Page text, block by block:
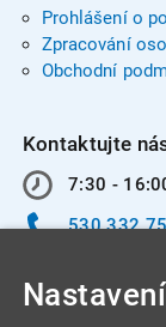
Prohlášení o
Zpracování
Obchodní
Kontaktujte
7:30 -
530 332